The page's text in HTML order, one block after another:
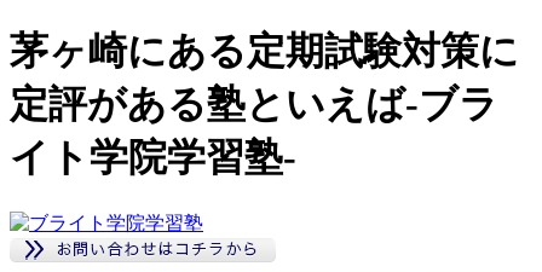
茅ヶ崎にある定期試験対策に
定評がある塾といえば-ブラ
イト学院学習塾-